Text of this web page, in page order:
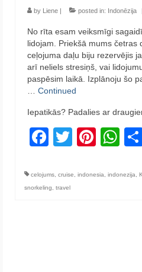
by Liene | posted in: Indonēzija
No rīta esam veiksmīgi
lidojam. Priekšā mums četras
ceļojuma daļu biju rezervējis
arī neliels stresiņš, vai
paspēsim laikā. Izplānoju šo
Continued
Iepatikās? Padalies ar
Facebook
Twitter
celojums cruise indonesia indonezija
snorkeling
travel